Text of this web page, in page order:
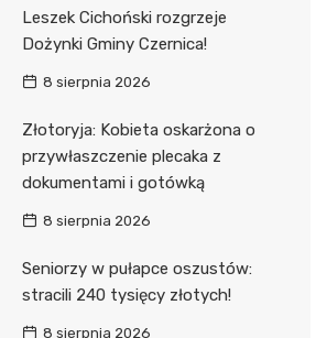
Leszek Cichoński rozgrzeje
Dożynki Gminy Czernica!
8 sierpnia 2026
Złotoryja: Kobieta oskarżona o
przywłaszczenie plecaka z
dokumentami i gotówką
8 sierpnia 2026
Seniorzy w pułapce oszustów:
stracili 240 tysięcy złotych!
8 sierpnia 2026